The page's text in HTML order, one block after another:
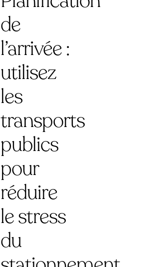
de
l’arrivée :
utilisez
les
transports
publics
pour
réduire
le stress
du